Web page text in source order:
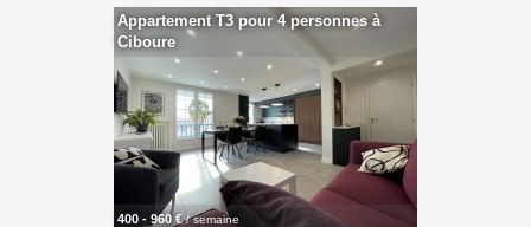
Appartement T3 pour 4 personnes à
Ciboure
400 - 960 €/ semaine